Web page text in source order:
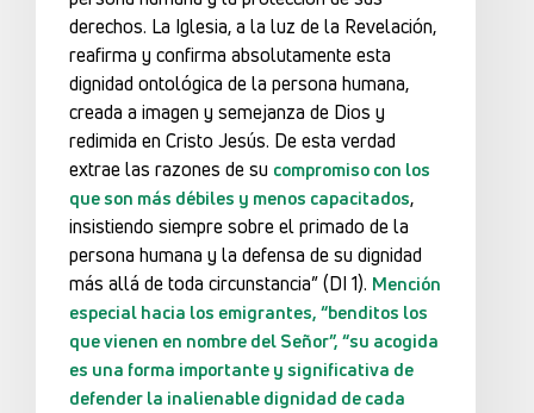
derechos. La Iglesia, a la luz de la Revelación,
reafirma y confirma absolutamente esta
dignidad ontológica de la persona humana,
creada a imagen y semejanza de Dios y
redimida en Cristo Jesús. De esta verdad
extrae las razones de su compromiso con los
que son más débiles y menos capacitados,
insistiendo siempre sobre el primado de la
persona humana y la defensa de su dignidad
más allá de toda circunstancia” (DI 1). Mención
especial hacia los emigrantes, “benditos los
que vienen en nombre del Señor”, “su acogida
es una forma importante y significativa de
defender la inalienable dignidad de cada